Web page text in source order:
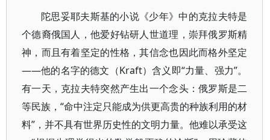
陀思妥耶夫斯基的小说《少年》中的克拉夫特是
个德裔俄国人，他爱好钻研人世道理，崇拜俄罗斯精
神，而且有着坚定的性格，其信念也因此而格外坚定
——他的名字的德文（Kraft）含义即“力量、强力”。
有一天，克拉夫特突然产生出一个念头：俄罗斯是二
等民族，“命中注定只能成为供更高贵的种族利用的材
料”，并不具有世界历史性的文明力量。他难以承受这